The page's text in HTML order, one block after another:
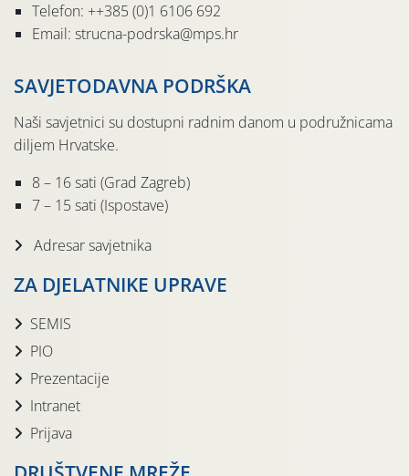
Telefon: ++385 (0)1 6106 692
Email: strucna-podrska@mps.hr
SAVJETODAVNA PODRŠKA
Naši savjetnici su dostupni radnim danom u podružnicama
diljem Hrvatske.
8 – 16 sati (Grad Zagreb)
7 – 15 sati (Ispostave)
Adresar savjetnika
ZA DJELATNIKE UPRAVE
SEMIS
PIO
Prezentacije
Intranet
Prijava